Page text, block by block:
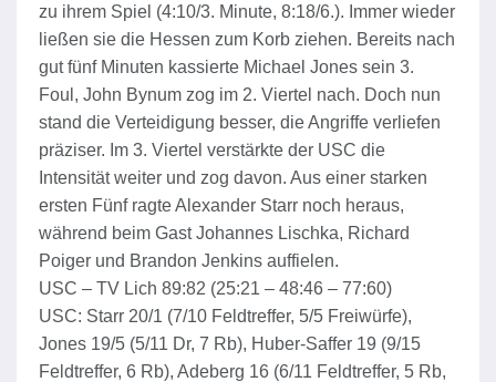
zu ihrem Spiel (4:10/3. Minute, 8:18/6.). Immer wieder
ließen sie die Hessen zum Korb ziehen. Bereits nach
gut fünf Minuten kassierte Michael Jones sein 3.
Foul, John Bynum zog im 2. Viertel nach. Doch nun
stand die Verteidigung besser, die Angriffe verliefen
präziser. Im 3. Viertel verstärkte der USC die
Intensität weiter und zog davon. Aus einer starken
ersten Fünf ragte Alexander Starr noch heraus,
während beim Gast Johannes Lischka, Richard
Poiger und Brandon Jenkins auffielen.
USC – TV Lich 89:82 (25:21 – 48:46 – 77:60)
USC: Starr 20/1 (7/10 Feldtreffer, 5/5 Freiwürfe),
Jones 19/5 (5/11 Dr, 7 Rb), Huber-Saffer 19 (9/15
Feldtreffer, 6 Rb), Adeberg 16 (6/11 Feldtreffer, 5 Rb,